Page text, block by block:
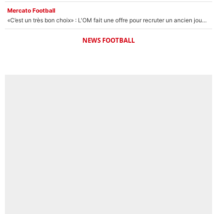
Mercato Football
«C’est un très bon choix» : L'OM fait une offre pour recruter un ancien joueur du PSG... et c'est validé dans l'After Foot !
NEWS FOOTBALL